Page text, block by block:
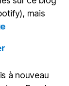
mais
:
articles,
unà nouveau